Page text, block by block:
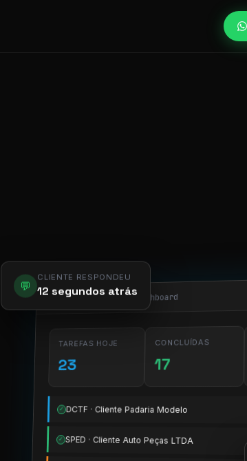
💬
CLIENTE RESPONDEU
12 segundos atrás
app.pier.mobi/dashboard
TAREFAS HOJE
23
CONCLUÍDAS
17
✓ DCTF · Cliente Padaria Modelo
✓ SPED · Cliente Auto Peças LTDA